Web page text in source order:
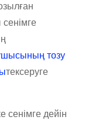
тозу
тексеруге
дейін